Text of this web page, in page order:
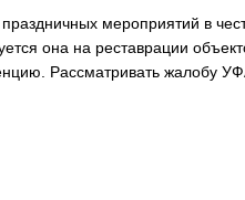
мероприятий в
она на реставрации
Рассматривать жалобу